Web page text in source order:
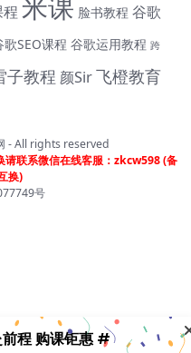
程米课 脸书教程 谷歌
歌SEO课程 谷歌运用教程 跨
子教程 颜Sir飞橙教育
- All rights reserved
请联系微信在线客服：zkcw598 (备
换)
号
价1999元）| 《外土司全系
（原价799直降200元|含近
程》打包价599元（原价